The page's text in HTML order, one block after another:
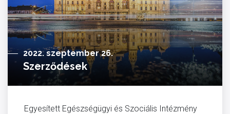
2022. szeptember 26.
Szerződések
Egyesített Egészségügyi és Szociális Intézmény